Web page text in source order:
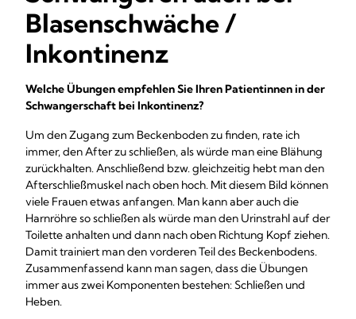
Blasenschwäche /
Inkontinenz
Welche Übungen empfehlen Sie Ihren Patientinnen in der
Schwangerschaft bei Inkontinenz?
Um den Zugang zum Beckenboden zu finden, rate ich
immer, den After zu schließen, als würde man eine Blähung
zurückhalten. Anschließend bzw. gleichzeitig hebt man den
Afterschließmuskel nach oben hoch. Mit diesem Bild können
viele Frauen etwas anfangen. Man kann aber auch die
Harnröhre so schließen als würde man den Urinstrahl auf der
Toilette anhalten und dann nach oben Richtung Kopf ziehen.
Damit trainiert man den vorderen Teil des Beckenbodens.
Zusammenfassend kann man sagen, dass die Übungen
immer aus zwei Komponenten bestehen: Schließen und
Heben.